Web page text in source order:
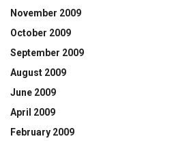
November 2009
October 2009
September 2009
August 2009
June 2009
April 2009
February 2009